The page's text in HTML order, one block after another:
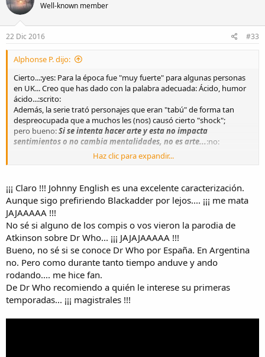
Well-known member
22 Dic 2016 #33
Alphonse P. dijo:
Cierto...:yes: Para la época fue "muy fuerte" para algunas personas
en UK... Creo que has dado con la palabra adecuada: Ácido, humor
ácido...:scrito:
Además, la serie trató personajes que eran "tabú" de forma tan
despreocupada que a muchos les (nos) causó cierto "shock";
pero bueno:Si se intenta hacer arte y esta no impacta
sentimientos o no cambia mentalidades, no es arte...:no:
Ahhh...!!!:happy: ¿Y Johnny English::rofl:?
Haz clic para expandir...
¡¡¡ Claro !!! Johnny English es una excelente caracterización.
Aunque sigo prefiriendo Blackadder por lejos.... ¡¡¡ me mata
JAJAAAAA !!!
No sé si alguno de los compis o vos vieron la parodia de
Atkinson sobre Dr Who... ¡¡¡ JAJAJAAAAA !!!
Bueno, no sé si se conoce Dr Who por España. En Argentina
no. Pero como durante tanto tiempo anduve y ando
rodando.... me hice fan.
De Dr Who recomiendo a quién le interese su primeras
temporadas... ¡¡¡ magistrales !!!